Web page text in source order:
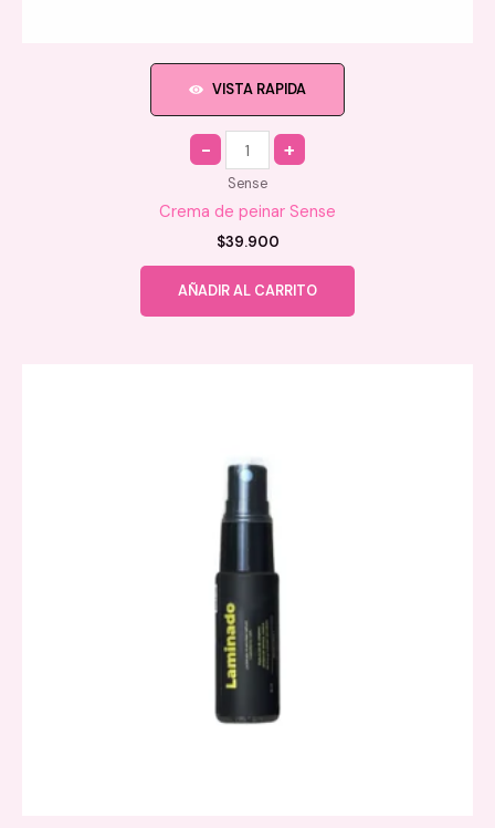
VISTA RAPIDA
Quantity
Sense
Crema de peinar Sense
$39.900
AÑADIR AL CARRITO